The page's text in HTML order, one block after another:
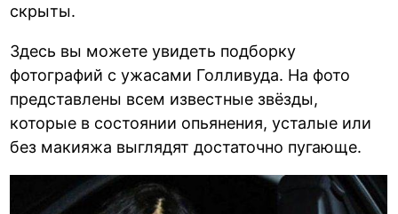
скрыты.
Здесь вы можете увидеть подборку
фотографий с ужасами Голливуда. На фото
представлены всем известные звёзды,
которые в состоянии опьянения, усталые или
без макияжа выглядят достаточно пугающе.